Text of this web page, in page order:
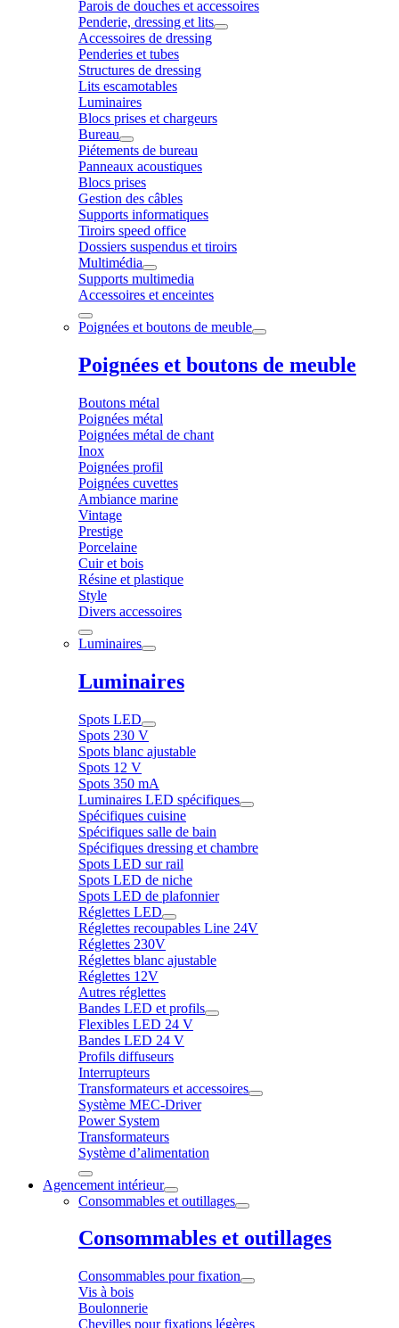
Parois de douches et accessoires
Penderie, dressing et lits
Accessoires de dressing
Penderies et tubes
Structures de dressing
Lits escamotables
Luminaires
Blocs prises et chargeurs
Bureau
Piétements de bureau
Panneaux acoustiques
Blocs prises
Gestion des câbles
Supports informatiques
Tiroirs speed office
Dossiers suspendus et tiroirs
Multimédia
Supports multimedia
Accessoires et enceintes
Poignées et boutons de meuble
Poignées et boutons de meuble
Boutons métal
Poignées métal
Poignées métal de chant
Inox
Poignées profil
Poignées cuvettes
Ambiance marine
Vintage
Prestige
Porcelaine
Cuir et bois
Résine et plastique
Style
Divers accessoires
Luminaires
Luminaires
Spots LED
Spots 230 V
Spots blanc ajustable
Spots 12 V
Spots 350 mA
Luminaires LED spécifiques
Spécifiques cuisine
Spécifiques salle de bain
Spécifiques dressing et chambre
Spots LED sur rail
Spots LED de niche
Spots LED de plafonnier
Réglettes LED
Réglettes recoupables Line 24V
Réglettes 230V
Réglettes blanc ajustable
Réglettes 12V
Autres réglettes
Bandes LED et profils
Flexibles LED 24 V
Bandes LED 24 V
Profils diffuseurs
Interrupteurs
Transformateurs et accessoires
Système MEC-Driver
Power System
Transformateurs
Système d’alimentation
Agencement intérieur
Consommables et outillages
Consommables et outillages
Consommables pour fixation
Vis à bois
Boulonnerie
Chevilles pour fixations légères